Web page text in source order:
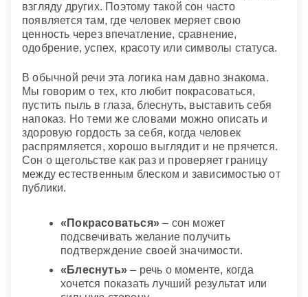
взгляду других. Поэтому такой сон часто
появляется там, где человек меряет свою
ценность через впечатление, сравнение,
одобрение, успех, красоту или символы статуса.
В обычной речи эта логика нам давно знакома.
Мы говорим о тех, кто любит покрасоваться,
пустить пыль в глаза, блеснуть, выставить себя
напоказ. Но теми же словами можно описать и
здоровую гордость за себя, когда человек
распрямляется, хорошо выглядит и не прячется.
Сон о щегольстве как раз и проверяет границу
между естественным блеском и зависимостью от
публики.
«Покрасоваться» – сон может
подсвечивать желание получить
подтверждение своей значимости.
«Блеснуть» – речь о моменте, когда
хочется показать лучший результат или